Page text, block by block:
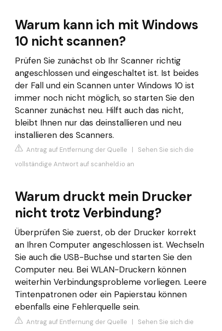
Warum kann ich mit Windows
10 nicht scannen?
Prüfen Sie zunächst ob Ihr Scanner richtig
angeschlossen und eingeschaltet ist. Ist beides
der Fall und ein Scannen unter Windows 10 ist
immer noch nicht möglich, so starten Sie den
Scanner zunächst neu. Hilft auch das nicht,
bleibt Ihnen nur das deinstallieren und neu
installieren des Scanners.
Antrag auf Entfernung der Quelle | Sehen Sie sich die
vollständige Antwort auf scanheld.io an
Warum druckt mein Drucker
nicht trotz Verbindung?
Überprüfen Sie zuerst, ob der Drucker korrekt
an Ihren Computer angeschlossen ist. Wechseln
Sie auch die USB-Buchse und starten Sie den
Computer neu. Bei WLAN-Druckern können
weiterhin Verbindungsprobleme vorliegen. Leere
Tintenpatronen oder ein Papierstau können
ebenfalls eine Fehlerquelle sein.
Antrag auf Entfernung der Quelle | Sehen Sie sich die